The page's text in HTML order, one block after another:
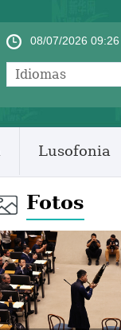
08/07/2026 09:26
Idiomas
Lusofonia
Fotos